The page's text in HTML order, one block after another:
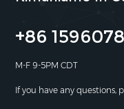
+86
M-F 9-5PM CDT
If you have any questions,